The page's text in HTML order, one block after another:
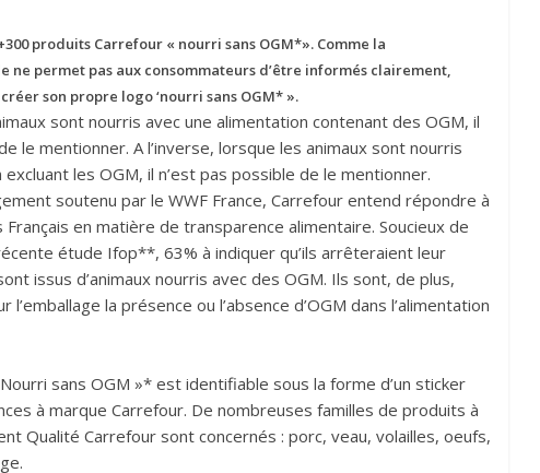
produits Carrefour « nourri sans OGM*». Comme la
ne permet pas aux consommateurs d’être informés clairement,
son propre logo ‘nourri sans OGM* ».
sont nourris avec une alimentation contenant des OGM, il
le mentionner. A l’inverse, lorsque les animaux sont nourris
les OGM, il n’est pas possible de le mentionner.
soutenu par le WWF France, Carrefour entend répondre à
en matière de transparence alimentaire. Soucieux de
étude Ifop**, 63% à indiquer qu’ils arrêteraient leur
issus d’animaux nourris avec des OGM. Ils sont, de plus,
la présence ou l’absence d’OGM dans l’alimentation
Nourri sans OGM »* est identifiable sous la forme d’un sticker
à marque Carrefour. De nombreuses familles de produits à
Qualité Carrefour sont concernés : porc, veau, volailles, oeufs,